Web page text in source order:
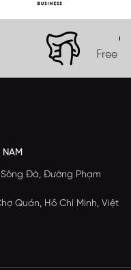
Free
Sông Đà, Đường Phạm
Quán, Hồ Chí Minh, Việt